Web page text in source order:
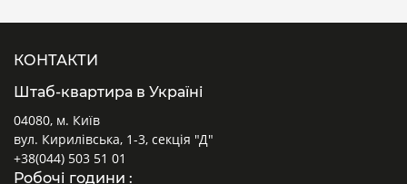
КОНТАКТИ
Штаб-квартира в Україні
04080, м. Київ
вул. Кирилівська, 1-3, секція "Д"
+38(044) 503 51 01
Робочі години :